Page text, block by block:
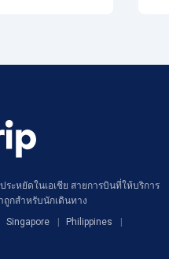
ะหยัดในเอเชีย สายการบินที่ให้บริการ
กสำหรับนักเดินทาง
Singapore
Philippines